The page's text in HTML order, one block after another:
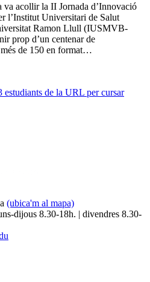
va acollir la II Jornada d’Innovació
l’Institut Universitari de Salut
Ramon Llull (IUSMVB-
prop d’un centenar de
de 150 en format…
estudiants de la URL per cursar
(ubica'm al mapa)
dijous 8.30-18h. | divendres 8.30-